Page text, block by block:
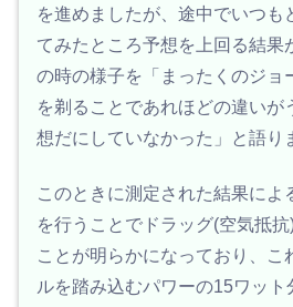
を進めましたが、途中でいつも
てみたところ予想を上回る結果
の時の様子を「まったくのジョ
を剃ることであれほどの違いが
想だにしていなかった」と語り
このときに測定された結果によ
を行うことでドラッグ(空気抵抗
ことが明らかになっており、こ
ルを踏み込むパワーの15ワット